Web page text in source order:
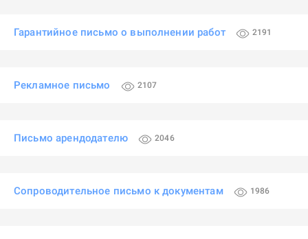
Гарантийное письмо о выполнении работ 2191
Рекламное письмо 2107
Письмо арендодателю 2046
Сопроводительное письмо к документам 1986